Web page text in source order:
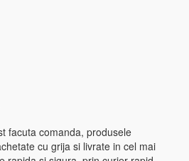
facuta comanda, produsele
cu grija si livrate in cel mai